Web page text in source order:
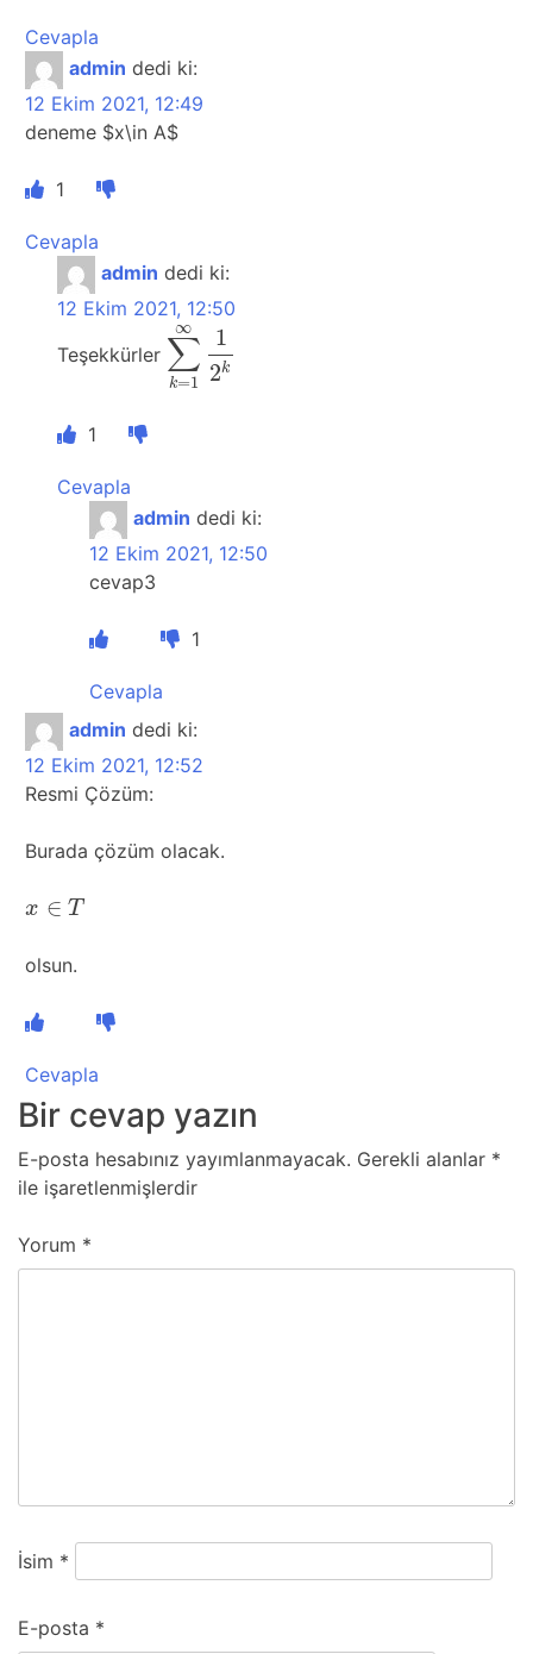
Cevapla
admin dedi ki:
12 Ekim 2021, 12:49
deneme $x\in A$
1
Cevapla
admin dedi ki:
12 Ekim 2021, 12:50
Teşekkürler ∑
k=1
∞
1
2k
∑k 1∞1
1
Cevapla
admin dedi ki:
12 Ekim 2021, 12:50
cevap3
1
Cevapla
admin dedi ki:
12 Ekim 2021, 12:52
Resmi Çözüm:
Burada çözüm olacak.
x ∈ T
x∈T
olsun.
Cevapla
Bir cevap yazın
E-posta hesabınız yayımlanmayacak. Gerekli alanlar *
ile işaretlenmişlerdir
Yorum *
İsim *
E-posta *